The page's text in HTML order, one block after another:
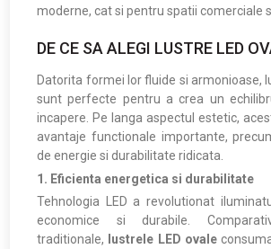
moderne, cat si pentru spatii comerciale
DE CE SA ALEGI LUSTRE LED
Datorita formei lor fluide si armonioase,
sunt perfecte pentru a crea un
incapere. Pe langa aspectul estetic,
avantaje functionale importante,
de energie si durabilitate ridicata.
1. Eficienta energetica si durabilitate
Tehnologia LED a revolutionat
economice si durabile.
traditionale,
lustrele LED ovale